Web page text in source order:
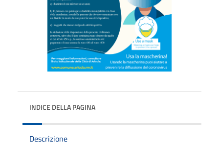
INDICE DELLA PAGINA
Descrizione